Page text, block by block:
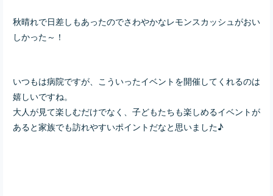
秋晴れで日差しもあったのでさわやかなレモンスカッシュがおい
しかった～！
いつもは病院ですが、こういったイベントを開催してくれるのは
嬉しいですね。
大人が見て楽しむだけでなく、子どもたちも楽しめるイベントが
あると家族でも訪れやすいポイントだなと思いました♪